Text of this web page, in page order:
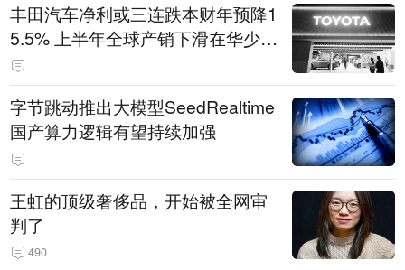
丰田汽车净利或三连跌本财年预降1
5.5% 上半年全球产销下滑在华少卖
14.3万辆
字节跳动推出大模型SeedRealtime
国产算力逻辑有望持续加强
王虹的顶级奢侈品，开始被全网审
判了
490